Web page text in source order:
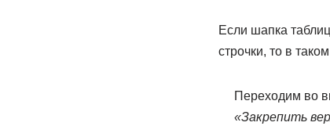
Если шапка
строчки, то в
Переходим во
«Закрепить